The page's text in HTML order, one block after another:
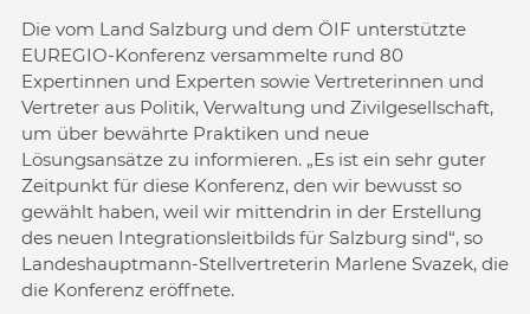
Die vom Land Salzburg und dem ÖIF unterstützte
EUREGIO-Konferenz versammelte rund 80
Expertinnen und Experten sowie Vertreterinnen und
Vertreter aus Politik, Verwaltung und Zivilgesellschaft,
um über bewährte Praktiken und neue
Lösungsansätze zu informieren. „Es ist ein sehr guter
Zeitpunkt für diese Konferenz, den wir bewusst so
gewählt haben, weil wir mittendrin in der Erstellung
des neuen Integrationsleitbilds für Salzburg sind“, so
Landeshauptmann-Stellvertreterin Marlene Svazek, die
die Konferenz eröffnete.